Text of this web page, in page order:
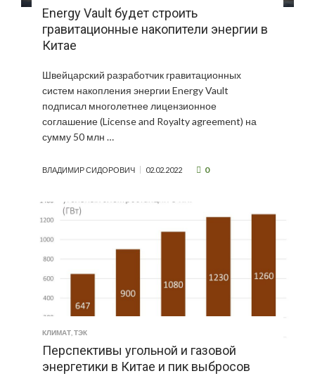
Energy Vault будет строить
гравитационные накопители энергии в
Китае
Швейцарский разработчик гравитационных
систем накопления энергии Energy Vault
подписал многолетнее лицензионное
соглашение (License and Royalty agreement) на
сумму 50 млн …
ВЛАДИМИР СИДОРОВИЧ 02.02.2022 0
КЛИМАТ ТЭК
Перспективы угольной и газовой
энергетики в Китае и пик выбросов